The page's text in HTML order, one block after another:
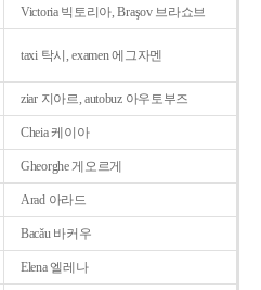
Victoria 빅토리아, Braşov 브라쇼브
taxi 탁시, examen 에그자멘
ziar 지아르, autobuz 아우토부즈
Cheia 케이아
Gheorghe 게오르게
Arad 아라드
Bacǎu 바커우
Elena 엘레나